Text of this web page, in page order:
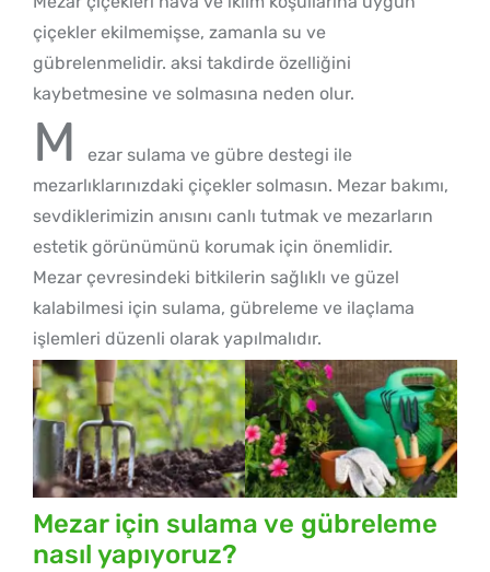
çiçekler ekilmemişse, zamanla su ve
gübrelenmelidir. aksi takdirde özelliğini
kaybetmesine ve solmasına neden olur.
M
ezar sulama ve gübre destegi ile
mezarlıklarınızdaki çiçekler solmasın. Mezar bakımı,
sevdiklerimizin anısını canlı tutmak ve mezarların
estetik görünümünü korumak için önemlidir.
Mezar çevresindeki bitkilerin sağlıklı ve güzel
kalabilmesi için sulama, gübreleme ve ilaçlama
işlemleri düzenli olarak yapılmalıdır.
Mezar için sulama ve gübreleme
nasıl yapıyoruz?